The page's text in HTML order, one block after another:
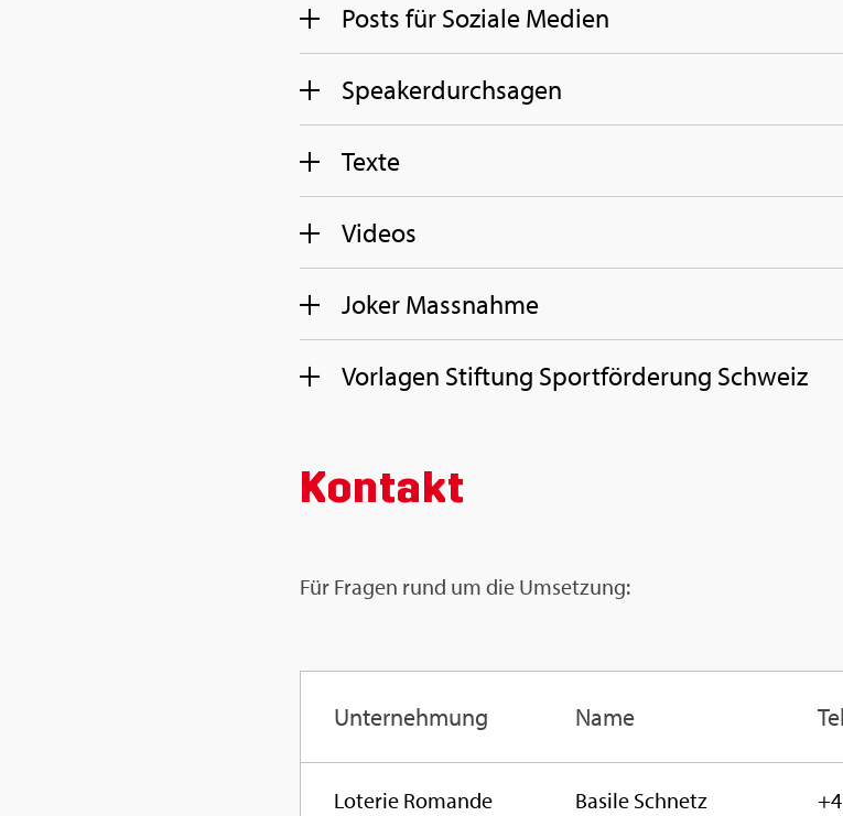
Posts für So­zia­le Me­di­en
Speaker­durch­sa­gen
Texte
Vi­de­os
Joker Mass­nah­me
Vor­la­gen Stif­tung Sport­för­de­rung Schweiz
Kon­takt
Für Fra­gen rund um die Um­set­zung:
Un­ter­neh­mung Name
Lo­te­rie Ro­man­de Ba­si­le Schnetz